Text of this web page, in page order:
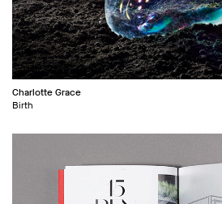
Charlotte Grace
Birth